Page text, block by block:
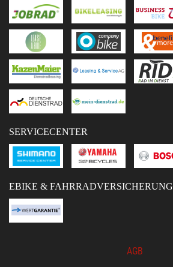
SERVICECENTER
EBIKE & FAHRRADVERSICHERUNG
AGB